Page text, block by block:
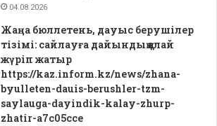
04.08.2026
Жаңа бюллетень, дауыс берушілер
тізімі: сайлауға дайындық қалай
жүріп жатыр
https://kaz.inform.kz/news/zhana-
byulleten-dauis-berushler-tzm-
saylauga-dayindik-kalay-zhurp-
zhatir-a7c05cce